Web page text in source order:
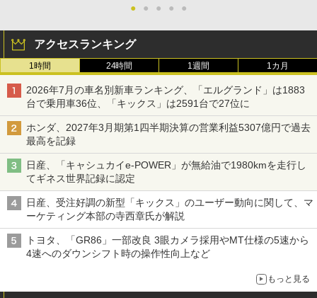
● ● ● ● ●
アクセスランキング
1時間 24時間 1週間 1カ月
2026年7月の車名別新車ランキング、「エルグランド」は1883
台で乗用車36位、「キックス」は2591台で27位に
ホンダ、2027年3月期第1四半期決算の営業利益5307億円で過去
最高を記録
日産、「キャシュカイe-POWER」が無給油で1980kmを走行し
てギネス世界記録に認定
日産、受注好調の新型「キックス」のユーザー動向に関して、マ
ーケティング本部の寺西章氏が解説
トヨタ、「GR86」一部改良 3眼カメラ採用やMT仕様の5速から
4速へのダウンシフト時の操作性向上など
もっと見る